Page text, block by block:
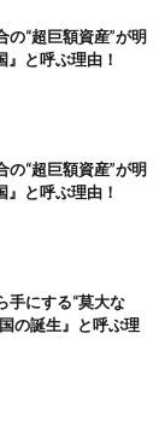
“超巨額資産”が明
と呼ぶ理由！
“超巨額資産”が明
と呼ぶ理由！
手にする“莫大な
の誕生』と呼ぶ理